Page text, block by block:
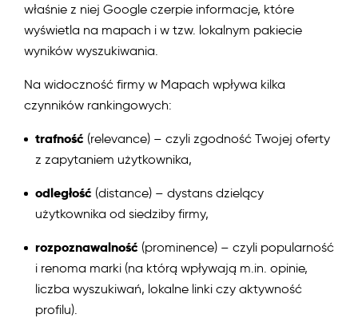
właśnie z niej Google czerpie informacje, które
wyświetla na mapach i w tzw. lokalnym pakiecie
wyników wyszukiwania.
Na widoczność firmy w Mapach wpływa kilka
czynników rankingowych:
trafność (relevance) – czyli zgodność Twojej oferty
z zapytaniem użytkownika,
odległość (distance) – dystans dzielący
użytkownika od siedziby firmy,
rozpoznawalność (prominence) – czyli popularność
i renoma marki (na którą wpływają m.in. opinie,
liczba wyszukiwań, lokalne linki czy aktywność
profilu).